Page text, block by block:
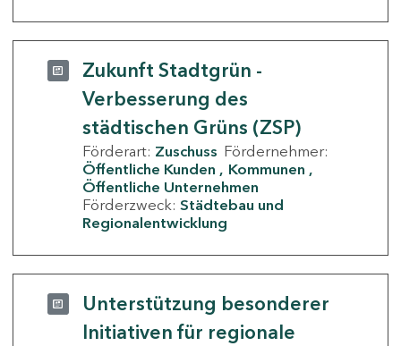
Zukunft Stadtgrün -
Verbesserung des
städtischen Grüns (ZSP)
Förderart: Zuschuss Fördernehmer:
Öffentliche Kunden
Kommunen
Öffentliche Unternehmen
Förderzweck: Städtebau und
Regionalentwicklung
Unterstützung besonderer
Initiativen für regionale